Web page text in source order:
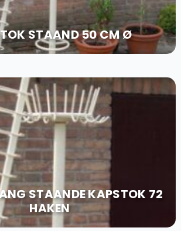
STAAND 50 CM Ø
STAANDE KAPSTOK 72
HAKEN